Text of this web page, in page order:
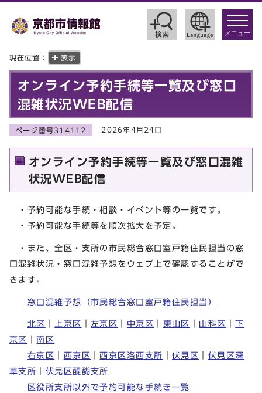
toggle
メニュー
現在位置： 表示
オンライン予約手続等一覧及び窓口
混雑状況WEB配信
ページ番号314112 2026年4月24日
オンライン予約手続等一覧及び窓口混雑
状況WEB配信
・予約可能な手続・相談・イベント等の一覧です。
・予約可能な手続等を順次拡大を予定。
・また、全区・支所の市民総合窓口室戸籍住民担当の窓
口混雑状況・窓口混雑予想をウェブ上で確認することがで
きます。
窓口混雑予想（市民総合窓口室戸籍住民担当）
北区 上京区 ｜左京区 中京区 東山区 山科区 ｜下
京区
｜南区
右京区
西京区 ｜西京区洛西支所 伏見区
伏見区深
草支所
伏見区醍醐支所
区役所支所以外で予約可能な手続き一覧